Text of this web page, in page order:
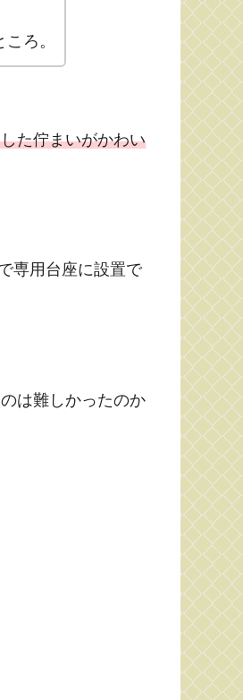
ろ。
た佇まいがかわい
専用台座に設置で
は難しかったのか